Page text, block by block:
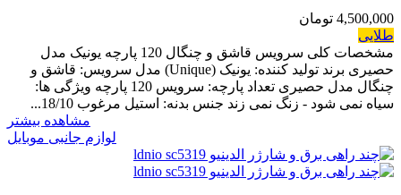
4,500,000 تومان
طلایی
مشخصات کلی سرویس قاشق و چنگال 120 پارچه یونیک مدل
حصیری برند تولید کننده: یونیک (Unique) مدل سرویس: قاشق و
چنگال مدل حصیری تعداد پارچه: سرویس 120 پارچه ویژگی ها:
سیاه نمی شود - زنگ نمی زند جنس بدنه: استیل مرغوب 18/10...
مشاهده بیشتر
لوازم جانبی موبایل